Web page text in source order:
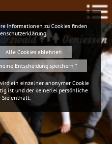
Geniessen
Informationen zu Cookies finden
.
Alle Cookies ablehnen
Entscheidung speichern *
ein einzelner anonymer Cookie
ist und der keinerlei persönliche
Sie enthält.